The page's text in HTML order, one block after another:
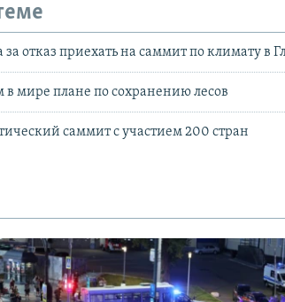
отказ приехать на саммит по климату в
в мире плане по сохранению лесов
саммит с участием 200 стран